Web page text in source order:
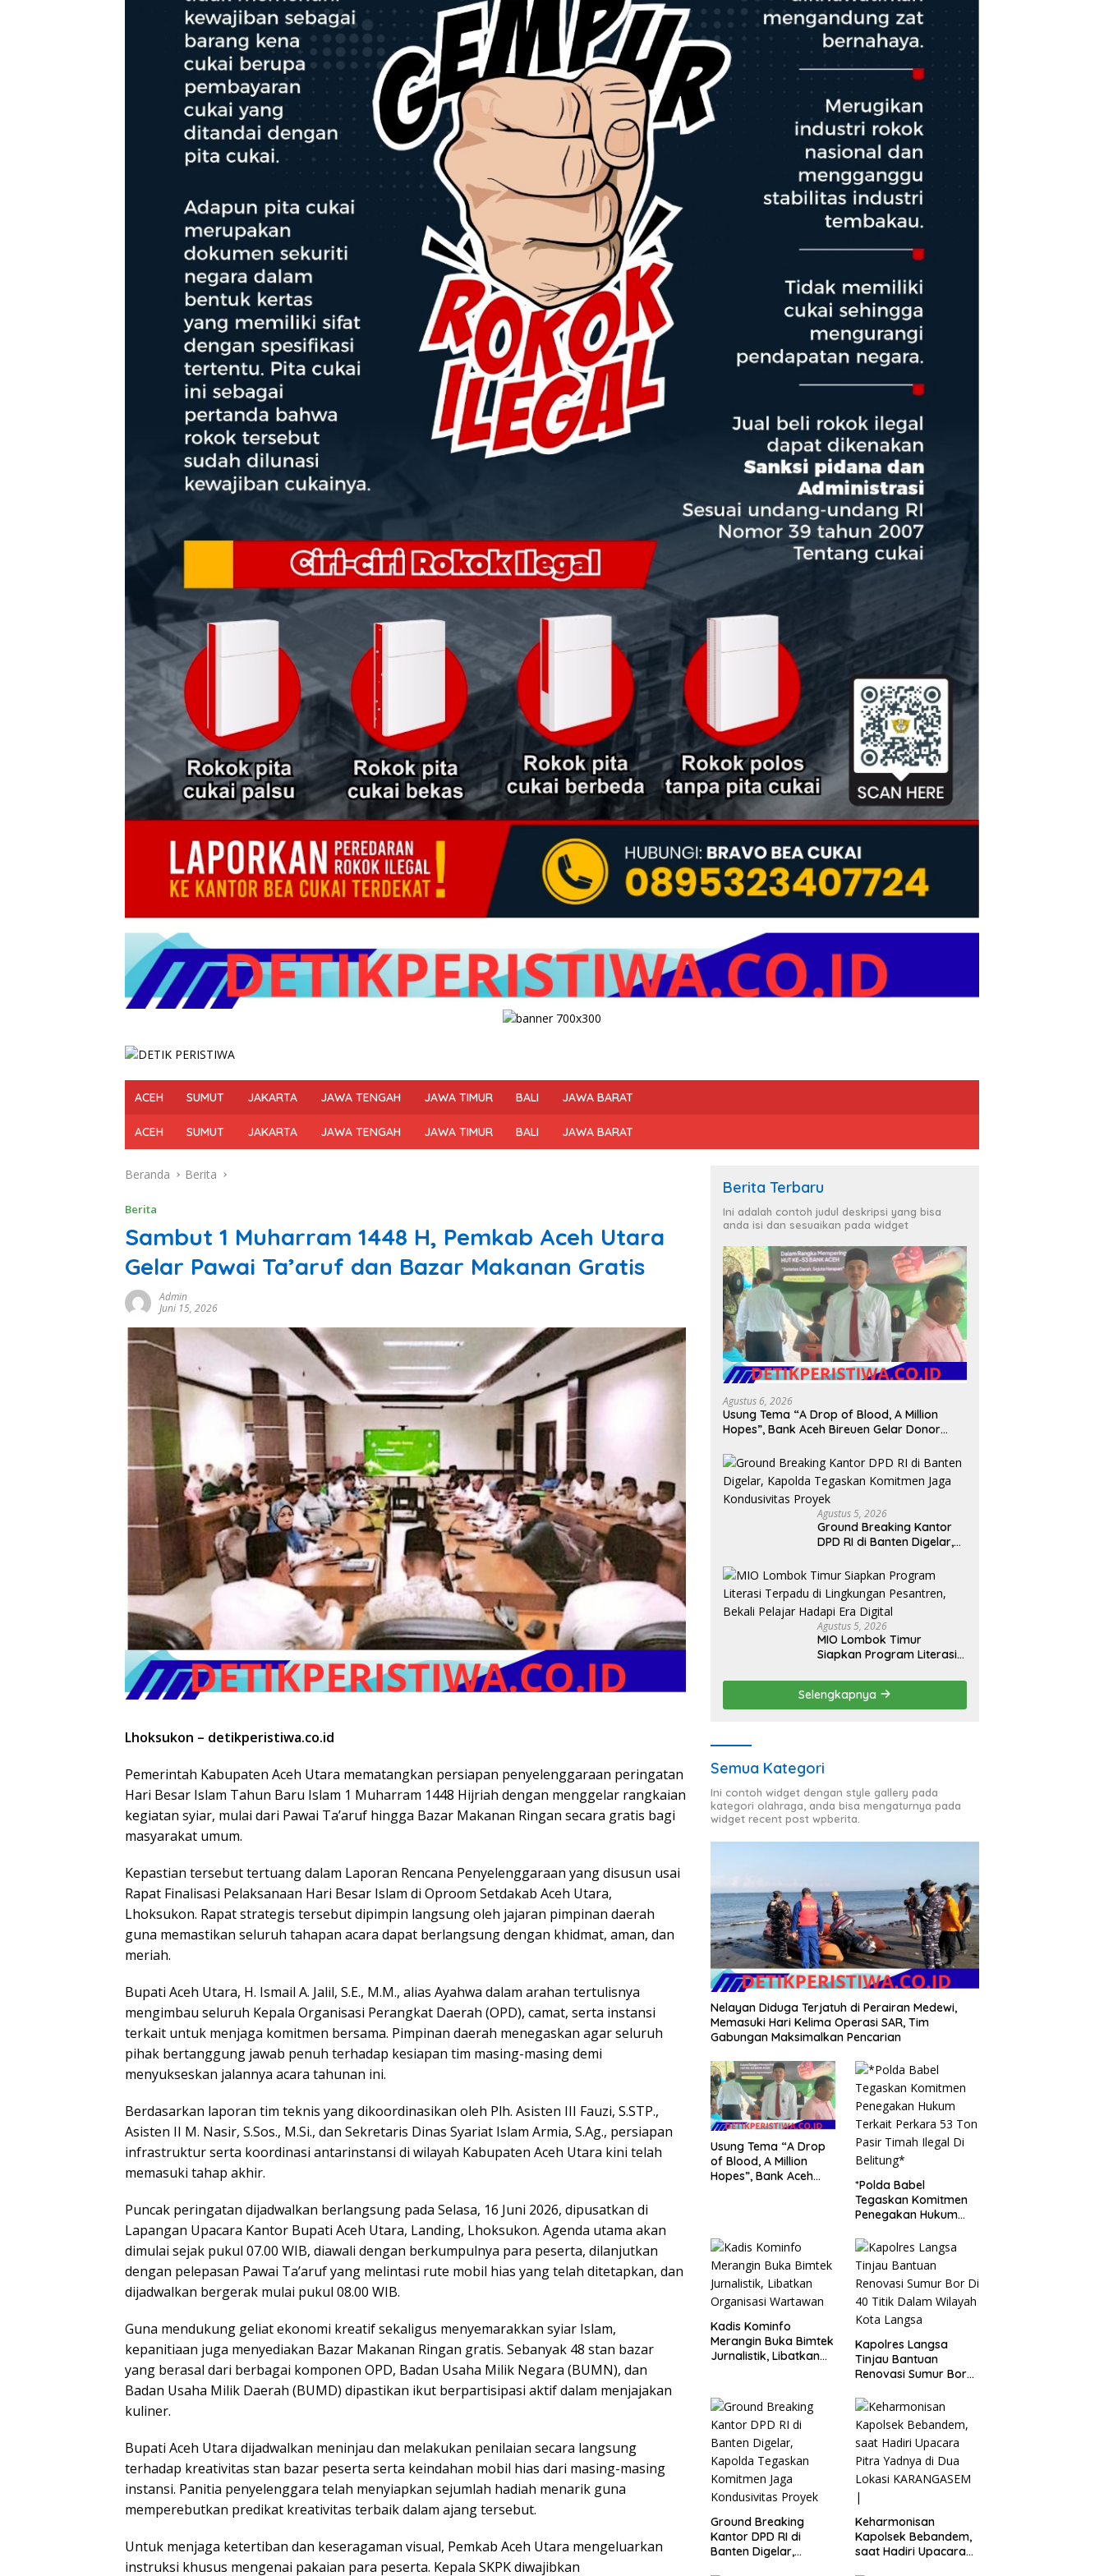
ACEH SUMUT JAKARTA JAWA TENGAH JAWA TIMUR BALI JAWA BARAT
ACEH SUMUT JAKARTA JAWA TENGAH JAWA TIMUR BALI JAWA BARAT
Beranda Berita
Berita
Sambut 1 Muharram 1448 H, Pemkab Aceh Utara
Gelar Pawai Ta’aruf dan Bazar Makanan Gratis
Admin
Juni 15, 2026
Lhoksukon – detikperistiwa.co.id
Pemerintah Kabupaten Aceh Utara mematangkan persiapan penyelenggaraan peringatan
Hari Besar Islam Tahun Baru Islam 1 Muharram 1448 Hijriah dengan menggelar rangkaian
kegiatan syiar, mulai dari Pawai Ta’aruf hingga Bazar Makanan Ringan secara gratis bagi
masyarakat umum.
Kepastian tersebut tertuang dalam Laporan Rencana Penyelenggaraan yang disusun usai
Rapat Finalisasi Pelaksanaan Hari Besar Islam di Oproom Setdakab Aceh Utara,
Lhoksukon. Rapat strategis tersebut dipimpin langsung oleh jajaran pimpinan daerah
guna memastikan seluruh tahapan acara dapat berlangsung dengan khidmat, aman, dan
meriah.
Bupati Aceh Utara, H. Ismail A. Jalil, S.E., M.M., alias Ayahwa dalam arahan tertulisnya
mengimbau seluruh Kepala Organisasi Perangkat Daerah (OPD), camat, serta instansi
terkait untuk menjaga komitmen bersama. Pimpinan daerah menegaskan agar seluruh
pihak bertanggung jawab penuh terhadap kesiapan tim masing-masing demi
menyukseskan jalannya acara tahunan ini.
Berdasarkan laporan tim teknis yang dikoordinasikan oleh Plh. Asisten III Fauzi, S.STP.,
Asisten II M. Nasir, S.Sos., M.Si., dan Sekretaris Dinas Syariat Islam Armia, S.Ag., persiapan
infrastruktur serta koordinasi antarinstansi di wilayah Kabupaten Aceh Utara kini telah
memasuki tahap akhir.
Puncak peringatan dijadwalkan berlangsung pada Selasa, 16 Juni 2026, dipusatkan di
Lapangan Upacara Kantor Bupati Aceh Utara, Landing, Lhoksukon. Agenda utama akan
dimulai sejak pukul 07.00 WIB, diawali dengan berkumpulnya para peserta, dilanjutkan
dengan pelepasan Pawai Ta’aruf yang melintasi rute mobil hias yang telah ditetapkan, dan
dijadwalkan bergerak mulai pukul 08.00 WIB.
Guna mendukung geliat ekonomi kreatif sekaligus menyemarakkan syiar Islam,
kepanitiaan juga menyediakan Bazar Makanan Ringan gratis. Sebanyak 48 stan bazar
yang berasal dari berbagai komponen OPD, Badan Usaha Milik Negara (BUMN), dan
Badan Usaha Milik Daerah (BUMD) dipastikan ikut berpartisipasi aktif dalam menjajakan
kuliner.
Bupati Aceh Utara dijadwalkan meninjau dan melakukan penilaian secara langsung
terhadap kreativitas stan bazar peserta serta keindahan mobil hias dari masing-masing
instansi. Panitia penyelenggara telah menyiapkan sejumlah hadiah menarik guna
memperebutkan predikat kreativitas terbaik dalam ajang tersebut.
Untuk menjaga ketertiban dan keseragaman visual, Pemkab Aceh Utara mengeluarkan
instruksi khusus mengenai pakaian para peserta. Kepala SKPK diwajibkan
Berita Terbaru
Ini adalah contoh judul deskripsi yang bisa
anda isi dan sesuaikan pada widget
Agustus 6, 2026
Usung Tema “A Drop of Blood, A Million
Hopes”, Bank Aceh Bireuen Gelar Donor
Agustus 5, 2026
Ground Breaking Kantor
DPD RI di Banten Digelar,
Komitmen Jaga
Kondusivitas Proyek
Agustus 5, 2026
MIO Lombok Timur
Siapkan Program Literasi
Pesantren, Bekali Pelajar
Hadapi Era Digital
Selengkapnya
Semua Kategori
Ini contoh widget dengan style gallery pada
kategori olahraga, anda bisa mengaturnya pada
widget recent post wpberita.
Nelayan Diduga Terjatuh di Perairan Medewi,
Memasuki Hari Kelima Operasi SAR, Tim
Gabungan Maksimalkan Pencarian
Usung Tema “A Drop
of Blood, A Million
Hopes”, Bank Aceh
*Polda Babel
Tegaskan Komitmen
Penegakan Hukum
Ton Pasir Timah Ilegal
Di Belitung*
Kadis Kominfo
Merangin Buka Bimtek
Jurnalistik, Libatkan
Kapolres Langsa
Tinjau Bantuan
Renovasi Sumur Bor
Wilayah Kota Langsa
Ground Breaking
Kantor DPD RI di
Banten Digelar,
Keharmonisan
Kapolsek Bebandem,
saat Hadiri Upacara